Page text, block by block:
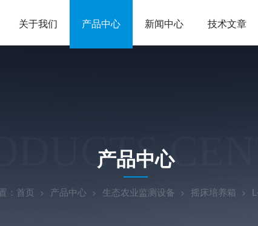
关于我们 产品中心 新闻中心 技术文章
产品中心
： 首页 产品中心 生态农业监测设备 摇床培养箱